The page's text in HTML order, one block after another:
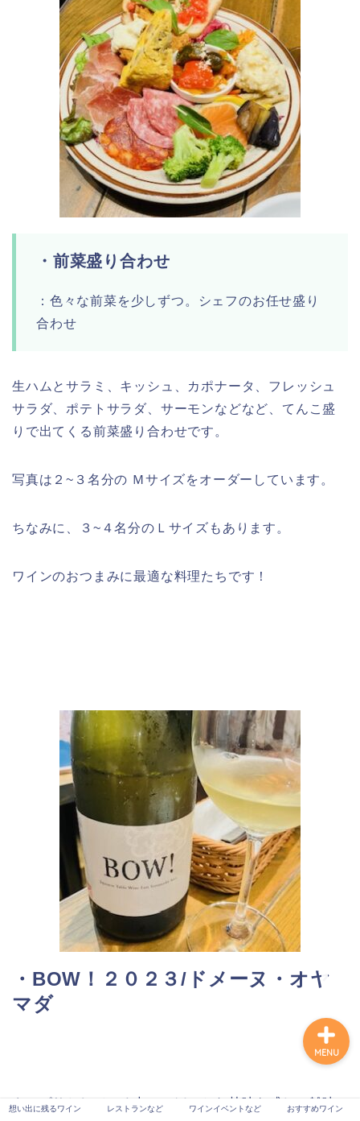
・前菜盛り合わせ
：色々な前菜を少しずつ。シェフのお任せ盛り
合わせ
生ハムとサラミ、キッシュ、カポナータ、フレッシュ
サラダ、ポテトサラダ、サーモンなどなど、てんこ盛
りで出てくる前菜盛り合わせです。
写真は２~３名分の Ｍサイズをオーダーしています。
ちなみに、３~４名分のＬサイズもあります。
ワインのおつまみに最適な料理たちです！
・BOW！２０２３/ドメーヌ・オヤ
マダ
さっぱりとしている中に、ほのかな甘味を感じ、雑味
想い出に残るワイン レストランなど ワインイベントなど おすすめワイン
MENU
想い出に残るワイン
レストランなど
ワインイベントなど